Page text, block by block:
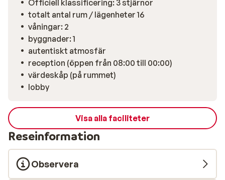
finner tavernor, supermarket och cafeér.
Officiell klassificering: 3 stjärnor
totalt antal rum / lägenheter 16
våningar: 2
byggnader: 1
autentiskt atmosfär
reception (öppen från 08:00 till 00:00)
värdeskåp (på rummet)
lobby
Visa alla faciliteter
Reseinformation
Observera